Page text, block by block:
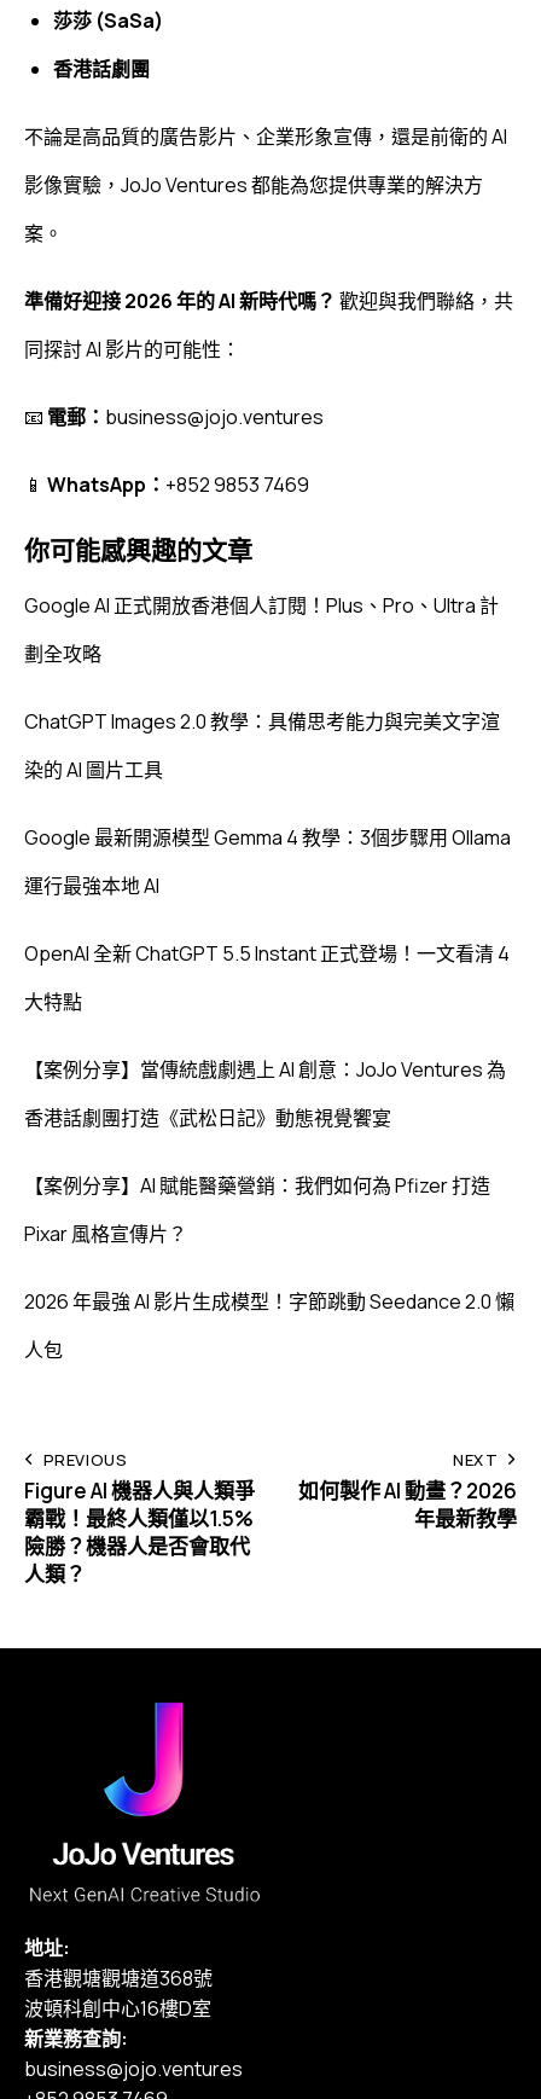
莎莎 (SaSa)
香港話劇團
不論是高品質的廣告影片、企業形象宣傳，還是前衛的 AI
影像實驗，JoJo Ventures 都能為您提供專業的解決方
案。
準備好迎接 2026 年的 AI 新時代嗎？ 歡迎與我們聯絡，共
同探討 AI 影片的可能性：
📧 電郵： business@jojo.ventures
📱 WhatsApp： +852 9853 7469
你可能感興趣的文章
Google AI 正式開放香港個人訂閱！Plus、Pro、Ultra 計
劃全攻略
ChatGPT Images 2.0 教學：具備思考能力與完美文字渲
染的 AI 圖片工具
Google 最新開源模型 Gemma 4 教學：3個步驟用 Ollama
運行最強本地 AI
OpenAI 全新 ChatGPT 5.5 Instant 正式登場！一文看清 4
大特點
【案例分享】當傳統戲劇遇上 AI 創意：JoJo Ventures 為
香港話劇團打造《武松日記》動態視覺饗宴
【案例分享】AI 賦能醫藥營銷：我們如何為 Pfizer 打造
Pixar 風格宣傳片？
2026 年最強 AI 影片生成模型！字節跳動 Seedance 2.0 懶
人包
PREVIOUS
Figure AI 機器人與人類爭
霸戰！最終人類僅以1.5%
險勝？機器人是否會取代
人類？
NEXT
如何製作 AI 動畫？2026
年最新教學
地址:
香港觀塘觀塘道368號
波頓科創中心16樓D室
新業務查詢:
business@jojo.ventures